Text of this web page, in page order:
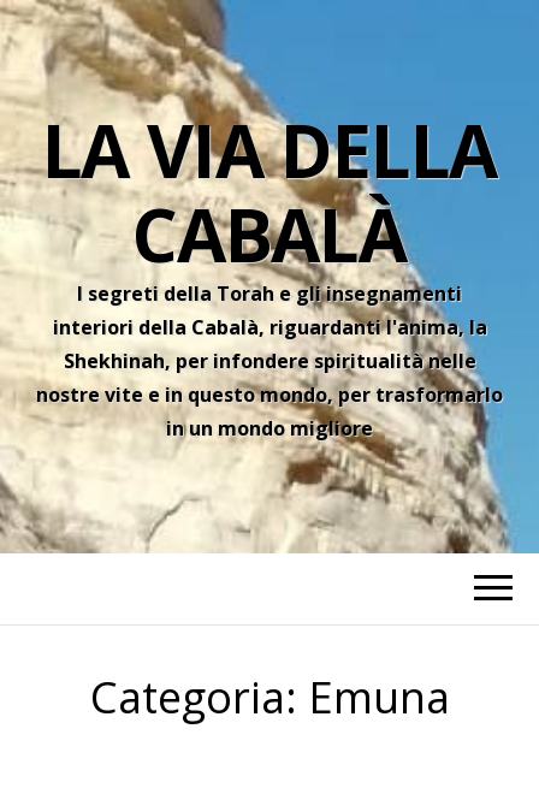
LA VIA DELLA
CABALÀ
I segreti della Torah e gli insegnamenti
interiori della Cabalà, riguardanti l'anima, la
Shekhinah, per infondere spiritualità nelle
nostre vite e in questo mondo, per trasformarlo
in un mondo migliore
Categoria: Emuna